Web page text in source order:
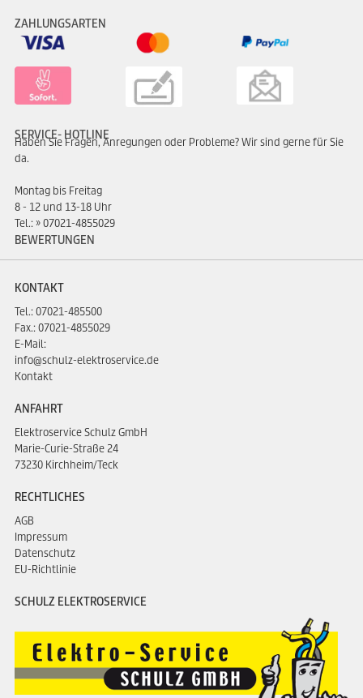
ZAHLUNGSARTEN
SERVICE- HOTLINE
Haben Sie Fragen, Anregungen oder Probleme? Wir sind gerne für Sie
da.
Montag bis Freitag
8 - 12 und 13-18 Uhr
Tel.: 07021-4855029
BEWERTUNGEN
KONTAKT
Tel.:07021-485500
Fax.: 07021-4855029
E-Mail:
info@schulz-elektroservice.de
Kontakt
ANFAHRT
Elektroservice Schulz GmbH
Marie-Curie-Straße 24
73230 Kirchheim/Teck
RECHTLICHES
AGB
Impressum
Datenschutz
EU-Richtlinie
SCHULZ ELEKTROSERVICE